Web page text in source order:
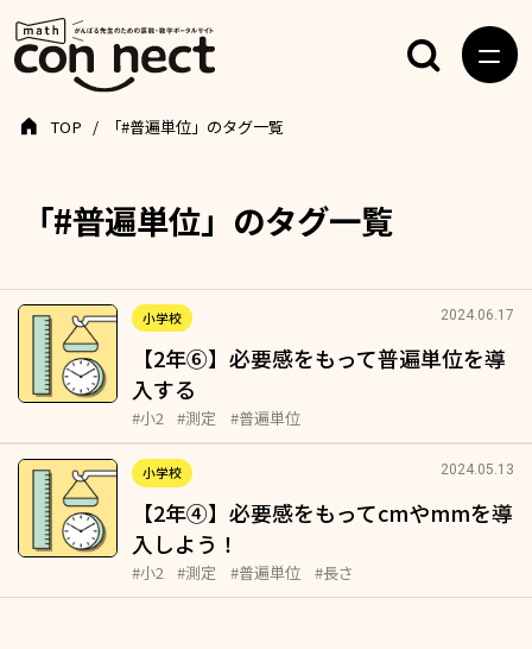
「#普遍単位」のタグ一覧
TOP 「#普遍単位」のタグ一覧
小学校 2024.06.17
【2年⑥】必要感をもって普遍単位を導
入する
#小2 #測定 #普遍単位
小学校 2024.05.13
【2年④】必要感をもってcmやmmを導
入しよう！
#小2 #測定 #普遍単位 #長さ